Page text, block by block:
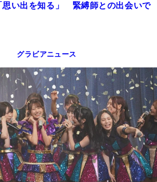
い出を知る」 緊縛師との出会いで
グラビアニュース